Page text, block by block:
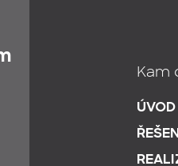
Kam
ÚVOD
ŘEŠENÍ